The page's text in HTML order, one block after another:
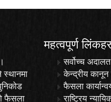
फैसला
महत्वपूर्ण
सर्वोच्च अदालत
केन्द्रीय
फैसला
राष्ट्रिय